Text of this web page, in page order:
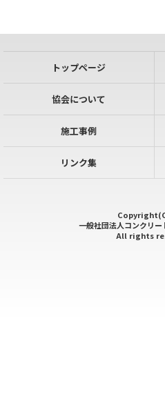
トップページ
協会について
施工事例
リンク集
一般社団法人コンクリ
All rights